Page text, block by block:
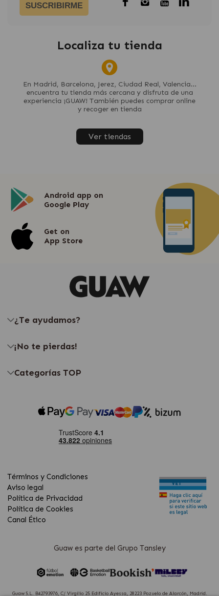
SUSCRIBIRME
Localiza tu tienda
En Madrid, Barcelona, Jerez, Ciudad Real, Valencia...
encuentra tu tienda más cercana y disfruta de una
experiencia ¡GUAW! También puedes comprar online
y recoger en tienda
Ver tiendas
Android app on
Google Play
Get on
App Store
¿Te ayudamos?
¡No te pierdas!
Categorías TOP
Términos y Condiciones
Aviso legal
Política de Privacidad
Política de Cookies
Canal Ético
Guaw es parte del Grupo Tansley
Guaw S.L. B42793976, C/ Virgilio 25 Edificio Ayessa, 28223 Pozuelo de Alarcón, Madrid.